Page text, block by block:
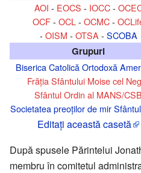
AOI - EOCS - IOCC-
OCF- OCL - OCMC-
- OISM - OTSA - SCOBA
Grupuri
Biserica Catolică Ortodoxă
Frăția Sfântului Moise cel
Sfântul Ordin al MANS/CSB
Societatea preoților de mir
Editaţi această casetă
După spusele Părintelui
membru în comitetul